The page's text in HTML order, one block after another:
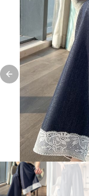
Previous slide